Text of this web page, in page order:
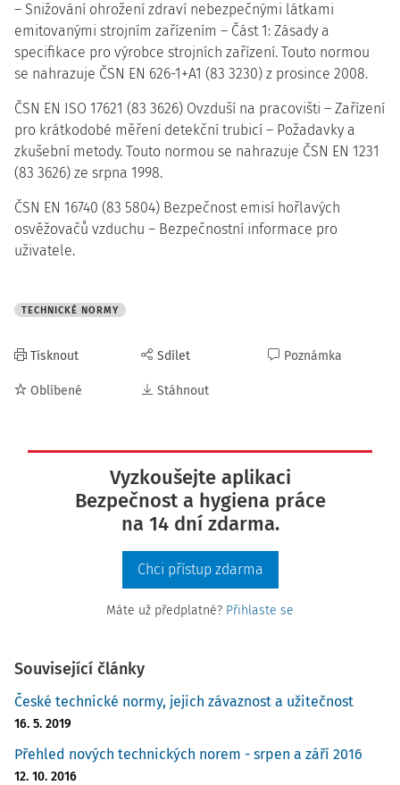
– Snižování ohrožení zdraví nebezpečnými látkami
emitovanými strojním zařízením – Část 1: Zásady a
specifikace pro výrobce strojních zařízení. Touto normou
se nahrazuje ČSN EN 626-1+A1 (83 3230) z prosince 2008.
ČSN EN ISO 17621 (83 3626) Ovzduší na pracovišti – Zařízení
pro krátkodobé měření detekční trubicí – Požadavky a
zkušební metody. Touto normou se nahrazuje ČSN EN 1231
(83 3626) ze srpna 1998.
ČSN EN 16740 (83 5804) Bezpečnost emisí hořlavých
osvěžovačů vzduchu – Bezpečnostní informace pro
uživatele.
TECHNICKÉ NORMY
Tisknout
Oblíbené
Sdílet
Stáhnout
Poznámka
Vyzkoušejte aplikaci
Bezpečnost a hygiena práce
na 14 dní zdarma.
Chci přístup zdarma
Máte už předplatné? Přihlaste se
Související články
České technické normy, jejich závaznost a užitečnost
16. 5. 2019
Přehled nových technických norem - srpen a září 2016
12. 10. 2016